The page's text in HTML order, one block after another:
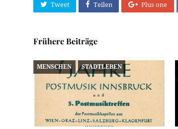
Tweet Teilen Plus one
Frühere Beiträge
MENSCHEN STADTLEBEN